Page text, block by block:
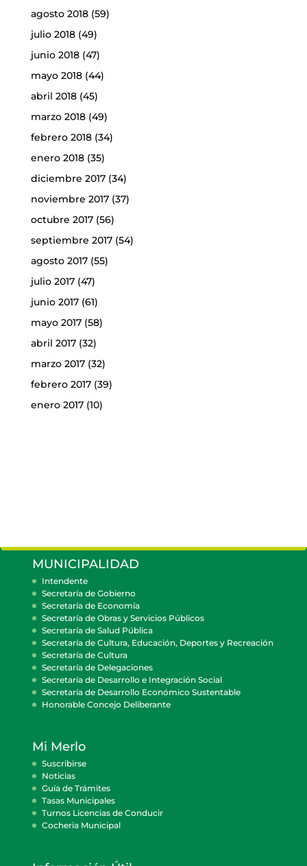
agosto 2018(59)
julio 2018(49)
junio 2018(47)
mayo 2018(44)
abril 2018(45)
marzo 2018(49)
febrero 2018(34)
enero 2018(35)
diciembre 2017(34)
noviembre 2017(37)
octubre 2017(56)
septiembre 2017(54)
agosto 2017(55)
julio 2017(47)
junio 2017(61)
mayo 2017(58)
abril 2017(32)
marzo 2017(32)
febrero 2017(39)
enero 2017(10)
MUNICIPALIDAD
Intendente
Secretaría de Gobierno
Secretaría de Economía
Secretaría de Obras y Servicios Públicos
Secretaría de Salud Pública
Secretaría de Cultura, Educación, Deportes y Recreación
Secretaría de Cultura
Secretaría de Delegaciones
Secretaría de Desarrollo e Integración Social
Secretaría de Desarrollo Económico Sustentable
Honorable Concejo Deliberante
Mi Merlo
Suscribirse
Noticias
Guía de Trámites
Tasas Municipales
Turnos Licencias de Conducir
Cocheria Municipal